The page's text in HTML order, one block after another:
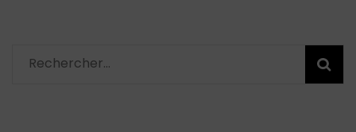
Rechercher :